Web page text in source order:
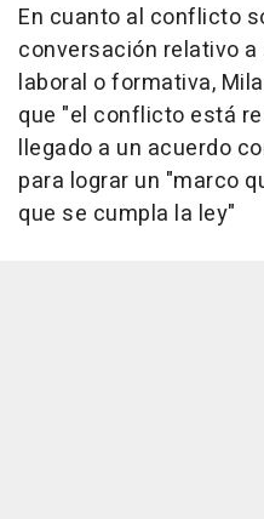
En cuanto al conflicto
conversación relativo
laboral o formativa,
que "el conflicto está
llegado a un acuerdo
para lograr un "marco
que se cumpla la ley"